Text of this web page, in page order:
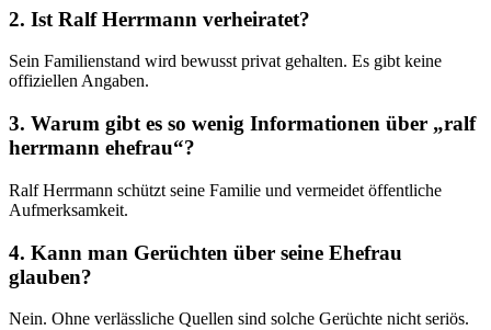
2. Ist Ralf Herrmann verheiratet?
Sein Familienstand wird bewusst privat gehalten. Es gibt keine
offiziellen Angaben.
3. Warum gibt es so wenig Informationen über „ralf
herrmann ehefrau“?
Ralf Herrmann schützt seine Familie und vermeidet öffentliche
Aufmerksamkeit.
4. Kann man Gerüchten über seine Ehefrau
glauben?
Nein. Ohne verlässliche Quellen sind solche Gerüchte nicht seriös.